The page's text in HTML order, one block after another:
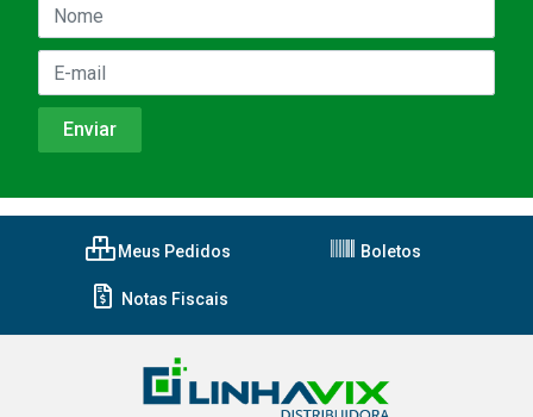
Meus Pedidos Boletos
Notas Fiscais